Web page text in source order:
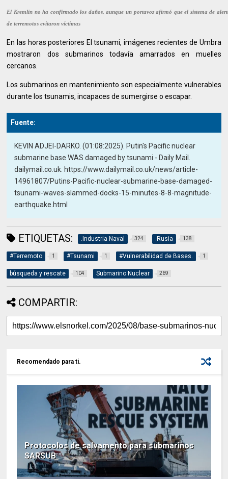
El Kremlin no ha confirmado los daños, aunque un portavoz afirmó que el sistema de
de terremotos evitaron víctimas
En las horas posteriores El tsunami, imágenes recientes de Umbra
mostraron dos submarinos todavía amarrados en muelles
cercanos.
Los submarinos en mantenimiento son especialmente vulnerables
durante los tsunamis, incapaces de sumergirse o escapar.
Fuente:
KEVIN ADJEI-DARKO. (01:08:2025). Putin's Pacific nuclear
submarine base WAS damaged by tsunami - Daily Mail.
dailymail.co.uk. https://www.dailymail.co.uk/news/article-
14961807/Putins-Pacific-nuclear-submarine-base-damaged-
tsunami-waves-slammed-docks-15-minutes-8-8-magnitude-
earthquake.html
ETIQUETAS: .Industria Naval 324 .Rusia 138
#Terremoto 1 #Tsunami 1 #Vulnerabilidad de Bases. 1
búsqueda y rescate 104 Submarino Nuclear 269
COMPARTIR:
Recomendado para ti.
Protocolos de salvamento para submarinos
SARSUB